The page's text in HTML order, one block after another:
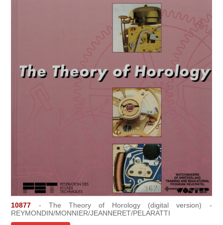
10877 - The Theory of Horology (digital version) -
REYMONDIN/MONNIER/JEANNERET/PELARATTI